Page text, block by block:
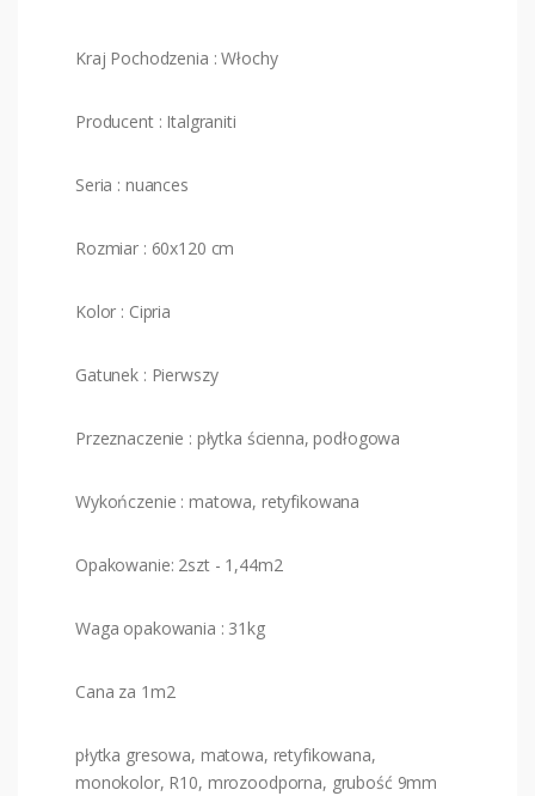
Kraj Pochodzenia : Włochy
Producent : Italgraniti
Seria : nuances
Rozmiar : 60x120 cm
Kolor : Cipria
Gatunek : Pierwszy
Przeznaczenie : płytka ścienna, podłogowa
Wykończenie : matowa, retyfikowana
Opakowanie: 2szt - 1,44m2
Waga opakowania : 31kg
Cana za 1m2
płytka gresowa, matowa, retyfikowana,
monokolor, R10, mrozoodporna, grubość 9mm